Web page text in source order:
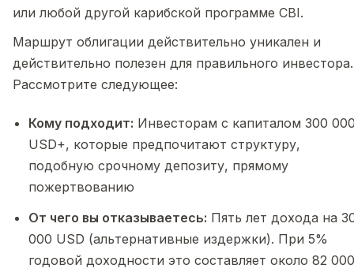
или любой другой карибской программе CBI.
Маршрут облигации действительно уникален и
действительно полезен для правильного инвестора.
Рассмотрите следующее:
Кому подходит: Инвесторам с капиталом 300
USD+, которые предпочитают структуру,
подобную срочному депозиту, прямому
пожертвованию
От чего вы отказываетесь: Пять лет дохода на
000 USD (альтернативные издержки). При 5%
годовой доходности это составляет около 82 000